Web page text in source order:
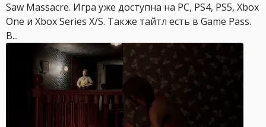
Saw Massacre. Игра уже доступна на PC, PS4, PS5, Xbox
One и Xbox Series X/S. Также тайтл есть в Game Pass.
В...